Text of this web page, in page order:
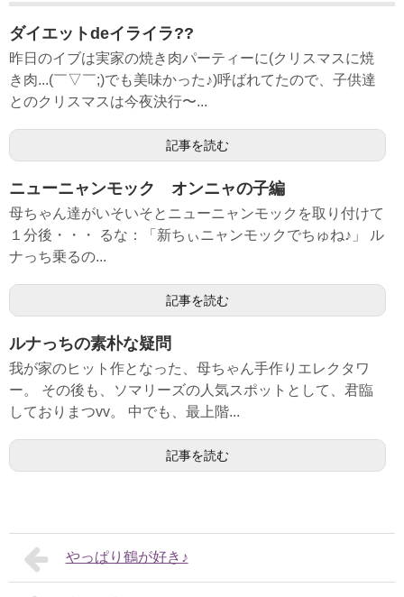
ダイエットdeイライラ??
昨日のイブは実家の焼き肉パーティーに(クリスマスに焼
き肉...(￣▽￣;)でも美味かった♪)呼ばれてたので、子供達
とのクリスマスは今夜決行〜...
記事を読む
ニューニャンモック オンニャの子編
母ちゃん達がいそいそとニューニャンモックを取り付けて
１分後・・・ るな：「新ちぃニャンモックでちゅね♪」 ル
ナっち乗るの...
記事を読む
ルナっちの素朴な疑問
我が家のヒット作となった、母ちゃん手作りエレクタワ
ー。 その後も、ソマリーズの人気スポットとして、君臨
しておりまつvv。 中でも、最上階...
記事を読む
やっぱり鶴が好き♪